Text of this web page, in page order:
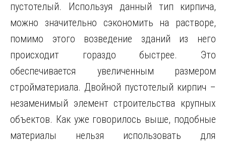
пустотелый. Используя данный тип кирпича,
можно значительно сэкономить на растворе,
помимо этого возведение зданий из него
происходит гораздо быстрее. Это
обеспечивается увеличенным размером
стройматериала. Двойной пустотелый кирпич –
незаменимый элемент строительства крупных
объектов. Как уже говорилось выше, подобные
материалы нельзя использовать для